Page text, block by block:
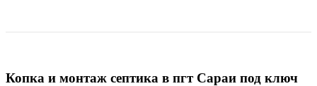
Копка и монтаж септика в пгт Сараи под ключ